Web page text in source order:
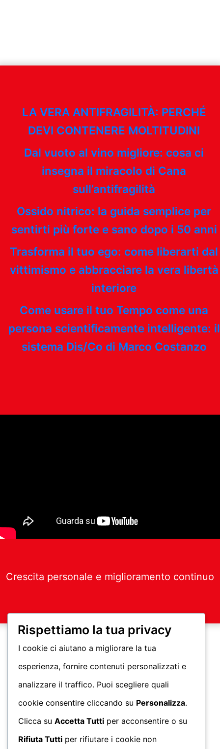
LA VERA ANTIFRAGILITÀ: PERCHÉ
DEVI CONTENERE MOLTITUDINI
Dal vuoto al vino migliore: cosa ci
insegna il miracolo di Cana
sull’antifragilità
Ossido nitrico: la guida semplice per
sentirti più forte e sano dopo i 50 anni
Trasforma il tuo ego: come liberarti dal
vittimismo e abbracciare la vera libertà
interiore
Come usare il tuo Tempo come una
persona scientificamente intelligente: il
sistema Dis/Co di Marco Costanzo
Crescita personale e miglioramento continuo
Rispettiamo la tua privacy
I cookie ci aiutano a migliorare la tua
esperienza, fornire contenuti personalizzati e
analizzare il traffico. Puoi scegliere quali
cookie consentire cliccando su Personalizza.
Clicca su Accetta Tutti per acconsentire o su
Rifiuta Tutti per rifiutare i cookie non